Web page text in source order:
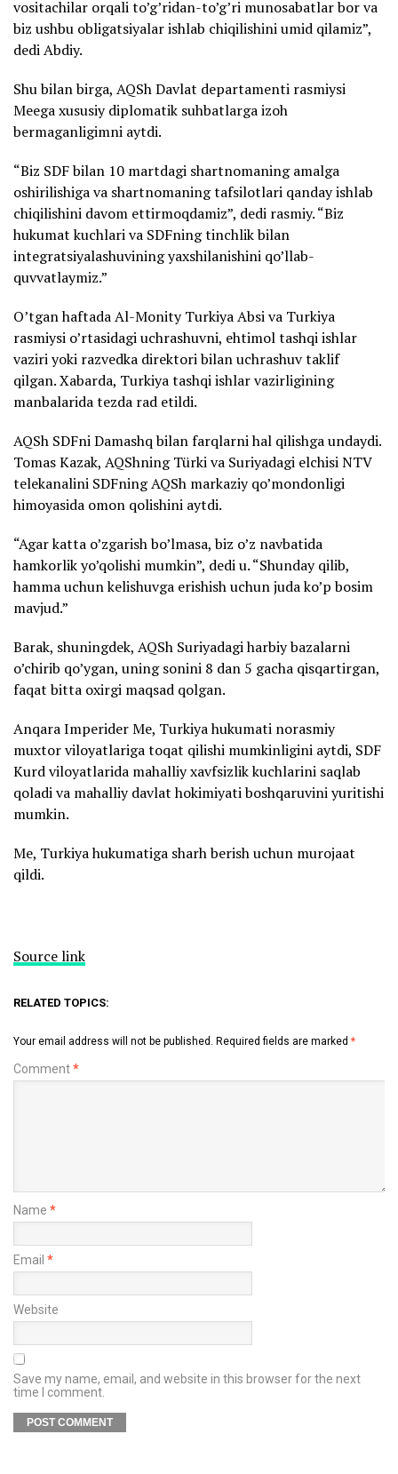
vositachilar orqali to’g’ridan-to’g’ri munosabatlar bor va
biz ushbu obligatsiyalar ishlab chiqilishini umid qilamiz”,
dedi Abdiy.
Shu bilan birga, AQSh Davlat departamenti rasmiysi
Meega xususiy diplomatik suhbatlarga izoh
bermaganligimni aytdi.
“Biz SDF bilan 10 martdagi shartnomaning amalga
oshirilishiga va shartnomaning tafsilotlari qanday ishlab
chiqilishini davom ettirmoqdamiz”, dedi rasmiy. “Biz
hukumat kuchlari va SDFning tinchlik bilan
integratsiyalashuvining yaxshilanishini qo’llab-
quvvatlaymiz.”
O’tgan haftada Al-Monity Turkiya Absi va Turkiya
rasmiysi o’rtasidagi uchrashuvni, ehtimol tashqi ishlar
vaziri yoki razvedka direktori bilan uchrashuv taklif
qilgan. Xabarda, Turkiya tashqi ishlar vazirligining
manbalarida tezda rad etildi.
AQSh SDFni Damashq bilan farqlarni hal qilishga undaydi.
Tomas Kazak, AQShning Türki va Suriyadagi elchisi NTV
telekanalini SDFning AQSh markaziy qo’mondonligi
himoyasida omon qolishini aytdi.
“Agar katta o’zgarish bo’lmasa, biz o’z navbatida
hamkorlik yo’qolishi mumkin”, dedi u. “Shunday qilib,
hamma uchun kelishuvga erishish uchun juda ko’p bosim
mavjud.”
Barak, shuningdek, AQSh Suriyadagi harbiy bazalarni
o’chirib qo’ygan, uning sonini 8 dan 5 gacha qisqartirgan,
faqat bitta oxirgi maqsad qolgan.
Anqara Imperider Me, Turkiya hukumati norasmiy
muxtor viloyatlariga toqat qilishi mumkinligini aytdi, SDF
Kurd viloyatlarida mahalliy xavfsizlik kuchlarini saqlab
qoladi va mahalliy davlat hokimiyati boshqaruvini yuritishi
mumkin.
Me, Turkiya hukumatiga sharh berish uchun murojaat
qildi.
Source link
RELATED TOPICS:
Your email address will not be published. Required fields are marked *
Comment*
Name *
Email *
Website
Save my name, email, and website in this browser for the next
time I comment.